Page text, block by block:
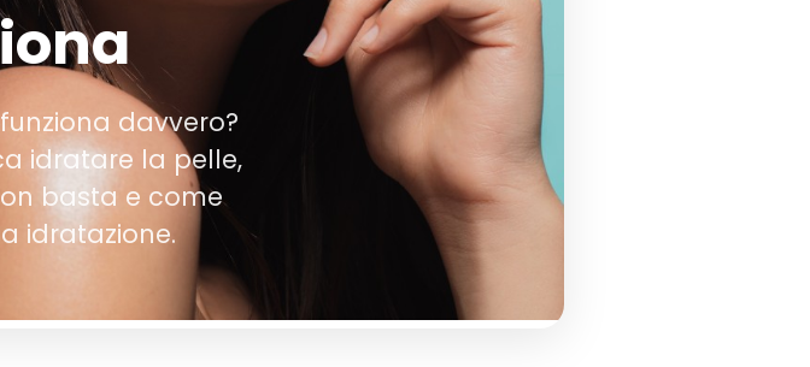
davvero?
idratare la pelle,
basta e come
idratazione.